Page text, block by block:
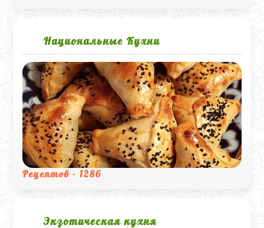
Национальные Кухни
Рецептов - 1286
Экзотическая кухня